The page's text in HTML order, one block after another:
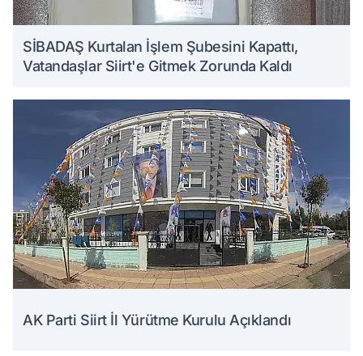
SİBADAŞ Kurtalan İşlem Şubesini Kapattı,
Vatandaşlar Siirt'e Gitmek Zorunda Kaldı
AK Parti Siirt İl Yürütme Kurulu Açıklandı